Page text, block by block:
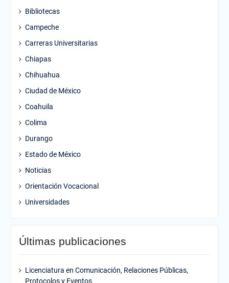
Bibliotecas
Campeche
Carreras Universitarias
Chiapas
Chihuahua
Ciudad de México
Coahuila
Colima
Durango
Estado de México
Noticias
Orientación Vocacional
Universidades
Últimas publicaciones
Licenciatura en Comunicación, Relaciones Públicas,
Protocolos y Eventos